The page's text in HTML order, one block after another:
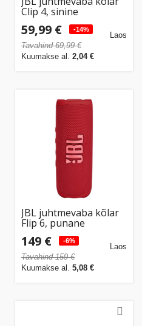
Clip 4, sinine
59,99 € -14%
Tavahind 69,99 €
Kuumakse al. 2,04 €
Laos
JBL juhtmevaba kõlar
Flip 6, punane
149 € -6%
Tavahind 159 €
Kuumakse al. 5,08 €
Laos